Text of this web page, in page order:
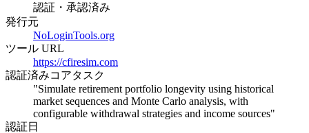
認証・承認済み
発行元
NoLoginTools.org
ツール URL
https://cfiresim.com
認証済みコアタスク
"Simulate retirement portfolio longevity using historical
market sequences and Monte Carlo analysis, with
configurable withdrawal strategies and income sources"
認証日